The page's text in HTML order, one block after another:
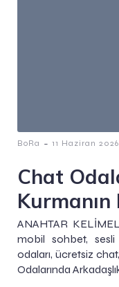
BoRa - 11 Haziran 2026
Chat
ANAHTAR
mobil sohbet, sesli
odaları, ücretsiz
Odalarında